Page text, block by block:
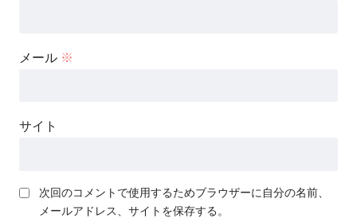
メール ※
サイト
次回のコメントで使用するためブラウザーに自分の名前、
メールアドレス、サイトを保存する。